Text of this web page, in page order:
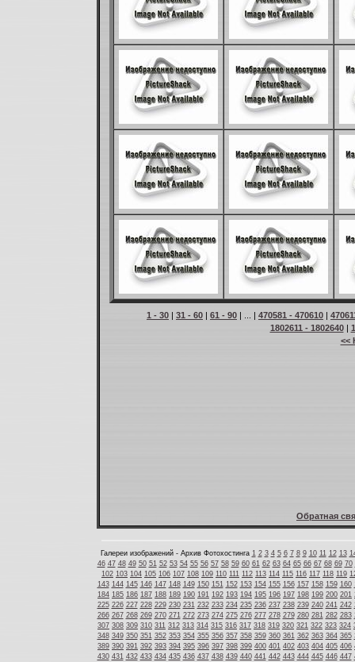
1 - 30 | 31 - 60 | 61 - 90 | ... | 470581 - 470610 |
1802611 - 1802640|
<<
Обратная
Галереи изображений - Архив Фотохостинга 1 2 3 4 5 6 7 8 9 10 11 12 13
46 47 48 49 50 51 52 53 54 55 56 57 58 59 60 61 62 63 64 65 66 67 68 69 70
102 103 104 105 106 107 108 109 110 111 112 113 114 115 116 117 118 119
143 144 145 146 147 148 149 150 151 152 153 154 155 156 157 158 159 160
184 185 186 187 188 189 190 191 192 193 194 195 196 197 198 199 200 201
225 226 227 228 229 230 231 232 233 234 235 236 237 238 239 240 241 242
266 267 268 269 270 271 272 273 274 275 276 277 278 279 280 281 282 283
307 308 309 310 311 312 313 314 315 316 317 318 319 320 321 322 323 324
348 349 350 351 352 353 354 355 356 357 358 359 360 361 362 363 364 365
389 390 391 392 393 394 395 396 397 398 399 400 401 402 403 404 405 406
430 431 432 433 434 435 436 437 438 439 440 441 442 443 444 445 446 447